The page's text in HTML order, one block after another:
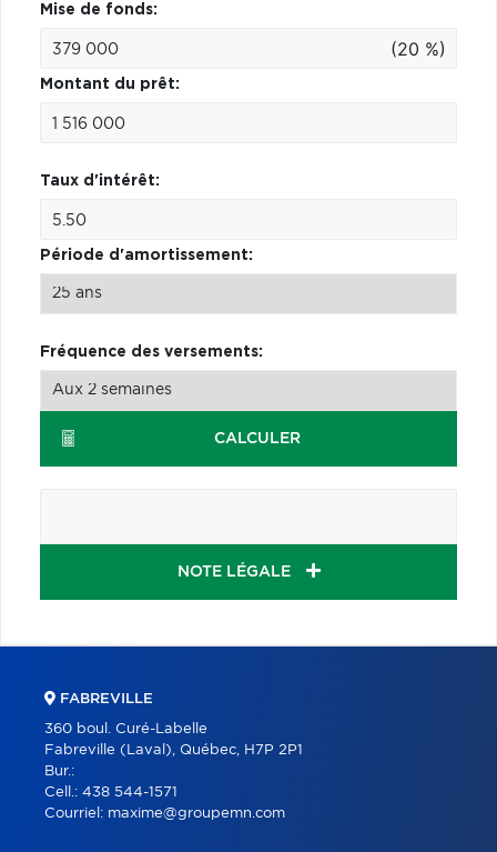
Mise de fonds:
(20 %)
Montant du prêt:
Taux d'intérêt:
Période d'amortissement:
Fréquence des versements:
CALCULER
NOTE LÉGALE
FABREVILLE
360 boul. Curé-Labelle
Fabreville (Laval), Québec, H7P 2P1
Bur.:
Cell.: 438 544-1571
Courriel: maxime@groupemn.com